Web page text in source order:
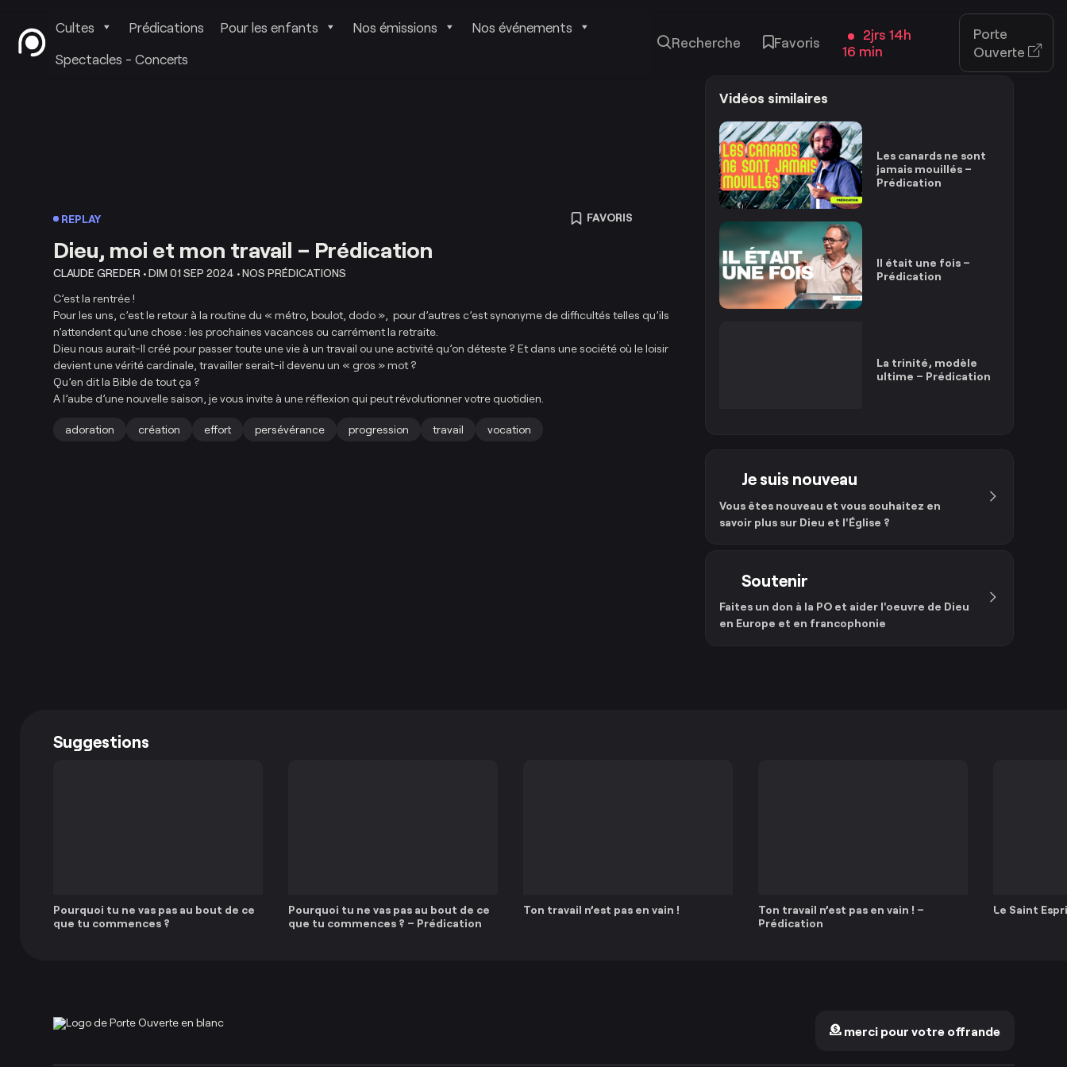
Cultes Prédications Pour les enfants Nos émissions
Nos événements
Spectacles - Concerts
Recherche Favoris
2jrs 14h
16 min
Porte
Ouverte
REPLAY FAVORIS
Dieu, moi et mon travail – Prédication
CLAUDE GREDER • DIM 01 SEP 2024 • NOS PRÉDICATIONS
C’est la rentrée !
Pour les uns, c’est le retour à la routine du « métro, boulot, dodo », pour d’autres c’est synonyme de difficultés telles qu’ils
n’attendent qu’une chose : les prochaines vacances ou carrément la retraite.
Dieu nous aurait-Il créé pour passer toute une vie à un travail ou une activité qu’on déteste ? Et dans une société où le loisir
devient une vérité cardinale, travailler serait-il devenu un « gros » mot ?
Qu’en dit la Bible de tout ça ?
A l’aube d’une nouvelle saison, je vous invite à une réflexion qui peut révolutionner votre quotidien.
adoration création effort persévérance progression travail vocation
Vidéos similaires
Les canards ne sont
jamais mouillés –
Prédication
Il était une fois –
Prédication
La trinité, modèle
ultime – Prédication
Je suis nouveau
Vous êtes nouveau et vous souhaitez en
savoir plus sur Dieu et l'Église ?
Soutenir
Faites un don à la PO et aider l'oeuvre de Dieu
en Europe et en francophonie
Suggestions
Pourquoi tu ne vas pas au bout de ce
que tu commences ?
Pourquoi tu ne vas pas au bout de ce
que tu commences ? – Prédication
Ton travail n’est pas en vain !
Ton travail n’est pas en vain ! –
Prédication
Le Saint
merci pour votre offrande